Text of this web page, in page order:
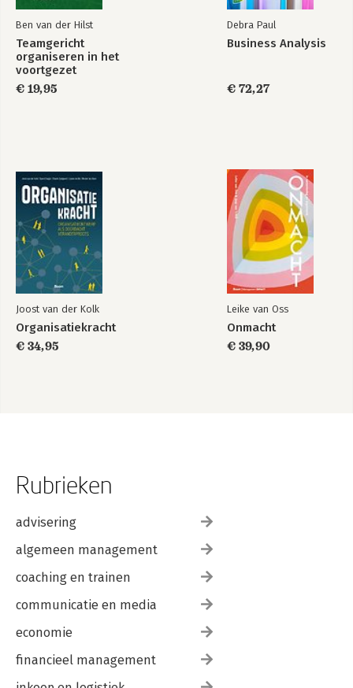
Ben van der Hilst
Teamgericht
organiseren in het
voortgezet
onderwijs
€ 19,95
Debra Paul
Business Analysis
€ 72,27
Joost van der Kolk
Organisatiekracht
€ 34,95
Leike van Oss
Onmacht
€ 39,90
Rubrieken
advisering
algemeen management
coaching en trainen
communicatie en media
economie
financieel management